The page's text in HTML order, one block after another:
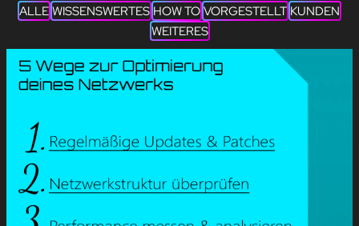
ALLE WISSENSWERTES HOW TO VORGESTELLT KUNDEN
WEITERES